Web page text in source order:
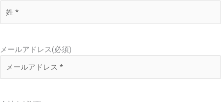
メールアドレス(必須)